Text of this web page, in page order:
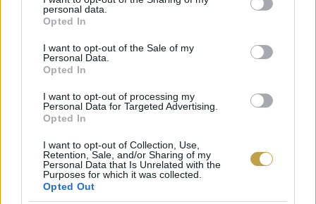
grant or deny consent to Google and its third-party tags to
use your data for below specified purposes in below Google
consent section.
personal data.
Opted In
I want to opt-out of the Sale of my
Personal Data.
Opted In
I want to opt-out of processing my
Personal Data for Targeted Advertising.
Opted In
I want to opt-out of Collection, Use,
Retention, Sale, and/or Sharing of my
Personal Data that Is Unrelated with the
Purposes for which it was collected.
Opted Out
65 ezerszer bukkant fel.
az organikus szó épült be legjobban a
hogy a fenntartható gazdálkodás sokkal többet
jelent, mint organikusan szőlőt művelni. Sokkal
szélesebb tevékenységi körre kell kiterjedjen a
figyelem, hogy a végén elmondhassuk,
fenntartható módon termesztünk szőlőt”